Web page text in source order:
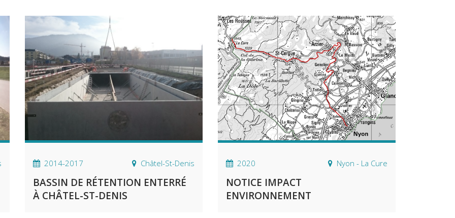
2014-2017 Châtel-St-Denis
BASSIN DE RÉTENTION ENTERRÉ
À CHÂTEL-ST-DENIS
2020 Nyon - La Cure
NOTICE IMPACT
ENVIRONNEMENT